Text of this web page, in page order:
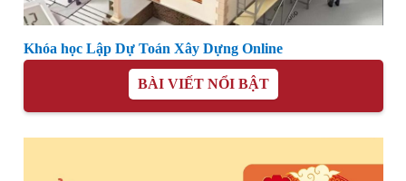
Khóa học Lập Dự Toán Xây Dựng Online
BÀI VIẾT NỔI BẬT